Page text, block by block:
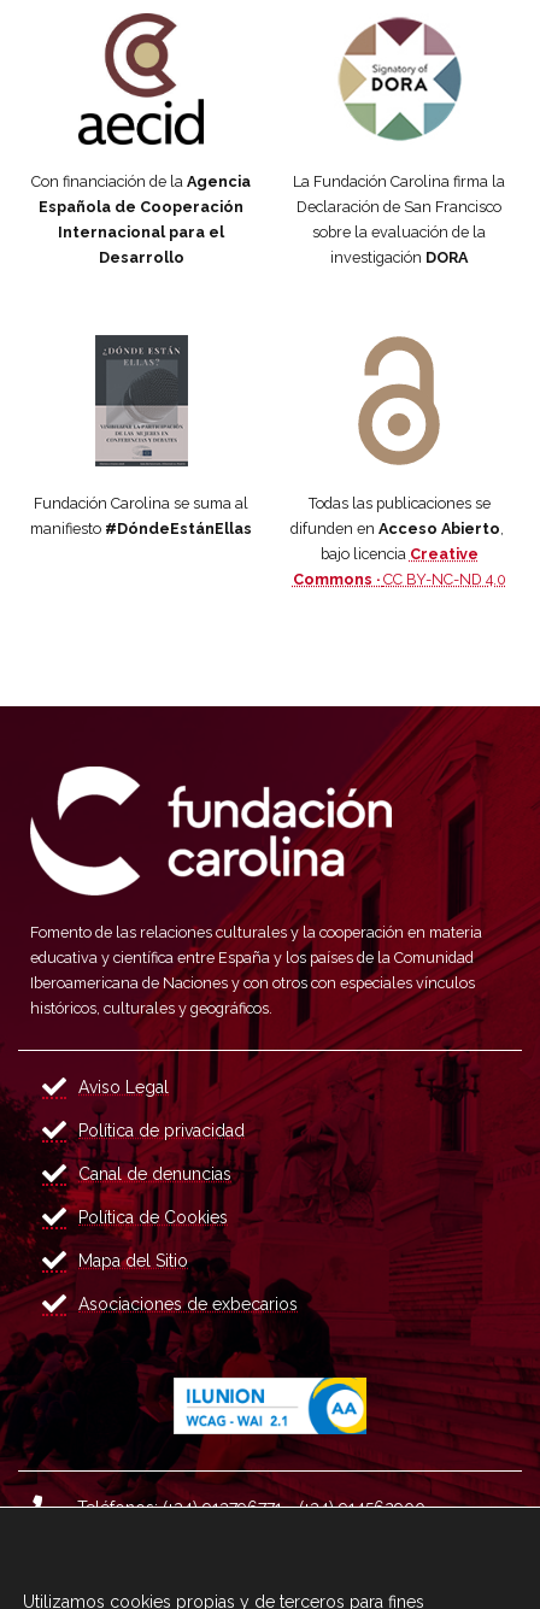
Con financiación de la Agencia
Española de Cooperación
Internacional para el
Desarrollo
La Fundación Carolina firma la
Declaración de San Francisco
sobre la evaluación de la
investigación DORA
Fundación Carolina se suma al
manifiesto #DóndeEstánEllas
Todas las publicaciones se
difunden en Acceso Abierto,
bajo licencia Creative
Commons · CC BY-NC-ND 4.0
Fomento de las relaciones culturales y la cooperación en materia
educativa y científica entre España y los países de la Comunidad
Iberoamericana de Naciones y con otros con especiales vínculos
históricos, culturales y geográficos.
Aviso Legal
Política de privacidad
Canal de denuncias
Política de Cookies
Mapa del Sitio
Asociaciones de exbecarios
Teléfonos: (+34) 913796771 - (+34) 914562900
Utilizamos cookies propias y de terceros para fines